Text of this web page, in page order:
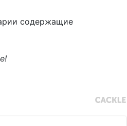
содержащие